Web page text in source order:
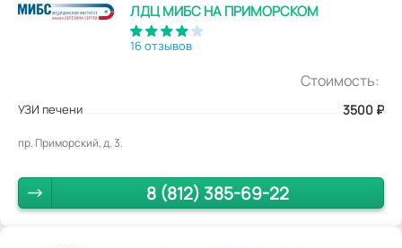
ЛДЦ МИБС НА ПРИМОРСКОМ
16 отзывов
Стоимость:
УЗИ печени 3500 ₽
пр. Приморский, д. 3.
8 (812) 385-69-22